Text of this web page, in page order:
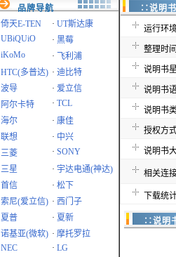
品牌导航
倚天E-TEN · UT斯达康
UBiQUiO · 黑莓
iKoMo ·
飞利浦
HTC(多普达) · 迪比特
波导 · 爱立信
阿尔卡特 · TCL
海尔 · 康佳
联想 · 中兴
三菱 · SONY
三星 · 宇达电通(神达)
首信 · 松下
索尼(爱立信) · 西门子
夏普 · 夏新
诺基亚(微软) · 摩托罗拉
NEC · LG
∷说
运行环
整理时间
说明书
说明书
说明书
授权方
说明书
相关连
下载统
∷说明